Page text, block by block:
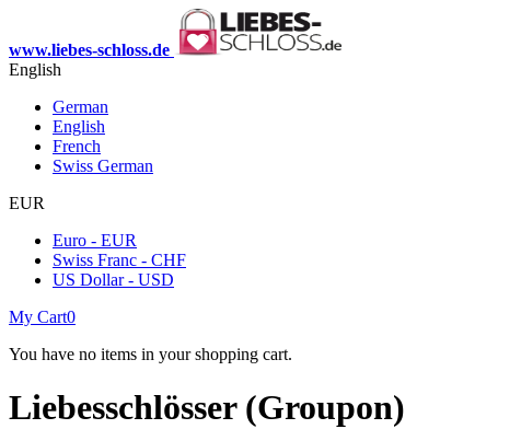
www.liebes-schloss.de
English
German
English
French
Swiss German
EUR
Euro - EUR
Swiss Franc - CHF
US Dollar - USD
My Cart0
You have no items in your shopping cart.
Liebesschlösser (Groupon)